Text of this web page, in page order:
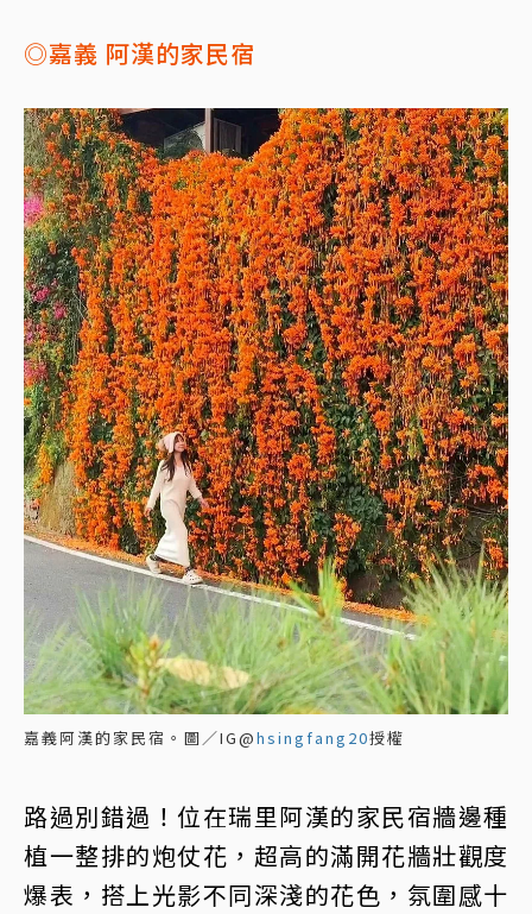
◎嘉義 阿漢的家民宿
嘉義阿漢的家民宿。圖／IG@hsingfang20授權
路過別錯過！位在瑞里阿漢的家民宿牆邊種
植一整排的炮仗花，超高的滿開花牆壯觀度
爆表，搭上光影不同深淺的花色，氛圍感十